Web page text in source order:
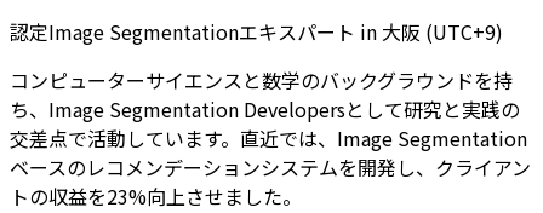
認定Image Segmentationエキスパート in 大阪 (UTC+9)
コンピューターサイエンスと数学のバックグラウンドを持
ち、Image Segmentation Developersとして研究と実践の
交差点で活動しています。直近では、Image Segmentation
ベースのレコメンデーションシステムを開発し、クライアン
トの収益を23%向上させました。